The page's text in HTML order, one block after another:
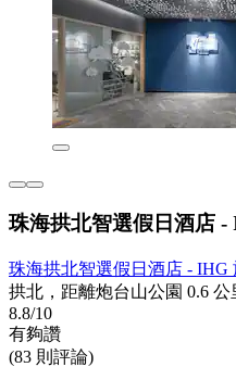
珠海拱北智選假日酒店
珠海拱北智選假日酒店 - IHG
拱北，距離炮台山公園 0.6 公
8.8/10
有夠讚
(83 則評論)